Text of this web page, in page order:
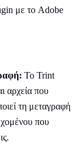
με το Adobe
Το Trint
αρχεία που
τη μεταγραφή
που